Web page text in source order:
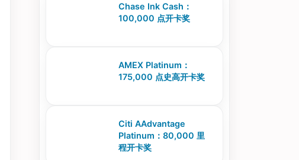
Chase Ink Cash：
100,000 点开卡奖
AMEX Platinum：
175,000 点史高开卡奖
Citi AAdvantage
Platinum：80,000 里
程开卡奖